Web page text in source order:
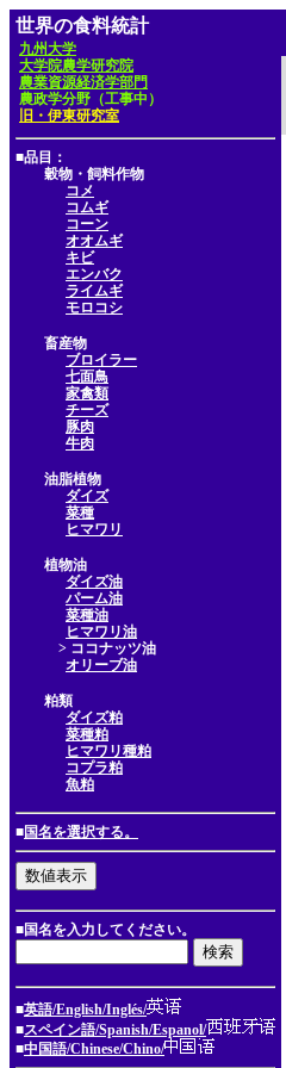
世界の食料統計
九州大学
大学院農学研究院
農業資源経済学部門
農政学分野（工事中）
旧・伊東研究室
■品目：
穀物・飼料作物
コメ
コムギ
コーン
オオムギ
キビ
エンバク
ライムギ
モロコシ
畜産物
ブロイラー
七面鳥
家禽類
チーズ
豚肉
牛肉
油脂植物
ダイズ
菜種
ヒマワリ
植物油
ダイズ油
パーム油
菜種油
ヒマワリ油
> ココナッツ油
オリーブ油
粕類
ダイズ粕
菜種粕
ヒマワリ種粕
コプラ粕
魚粕
■国名を選択する。
■国名を入力してください。
■英語/English/Inglés/
■スペイン語/Spanish/Espanol/
■中国語/Chinese/Chino/